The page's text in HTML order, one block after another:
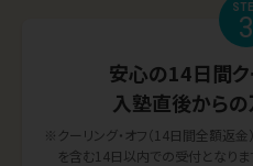
3
安心の14日間ク
入塾直後から
※クーリング・オフ（14日間全額返
を含む14日以内での受付となりま